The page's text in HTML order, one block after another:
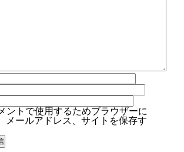
ントで使用するためブラウザーに
メールアドレス、サイトを保存す